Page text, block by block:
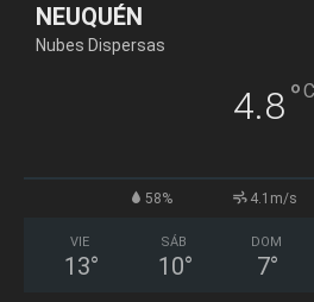
NEUQUÉN
Nubes Dispersas
4.8°C
58% 4.1m/s
VIE
13°
SÁB
10°
DOM
7°